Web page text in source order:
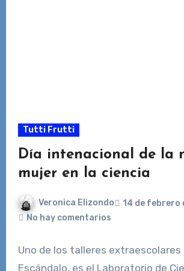
Tutti Frutti
Día intenacional de la
mujer en la ciencia
Veronica Elizondo
14 de febrero
No hay comentarios
Uno de los talleres
Escándalo, es el Laboratorio de